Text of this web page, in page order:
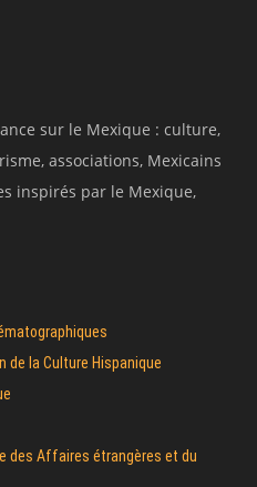
sur le Mexique : culture,
associations, Mexicains
inspirés par le Mexique,
la Culture Hispanique
des Affaires étrangères et du